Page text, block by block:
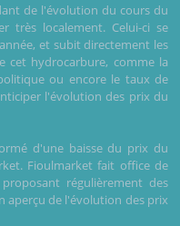
de l'évolution du cours du
très localement. Celui-ci se
et subit directement les
cet hydrocarbure, comme la
ou encore le taux de
l'évolution des prix du
d'une baisse du prix du
Fioulmarket fait office de
régulièrement des
aperçu de l'évolution des prix